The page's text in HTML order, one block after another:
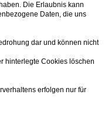
Die Erlaubnis kann
Daten, die uns
dar und können nicht
hinterlegte Cookies löschen
erfolgen nur für